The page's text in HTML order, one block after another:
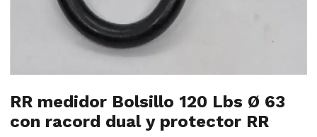
RR medidor Bolsillo 120 Lbs Ø 63
con racord dual y protector RR